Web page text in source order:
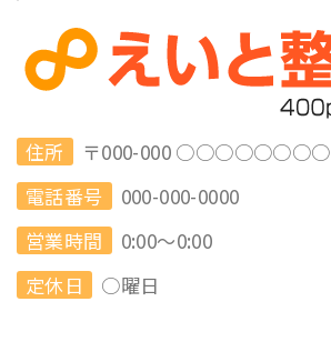
住所
〒000-000 ○○○○○○○○
電話番号
000-000-0000
営業時間
0:00～0:00
定休日
○曜日